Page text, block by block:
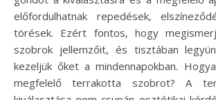
előfordulhatnak repedések,
törések. Ezért fontos, hogy
szobrok jellemzőit, és tisztában
kezeljük őket a mindennapokban.
megfelelő terrakotta szobrot? A